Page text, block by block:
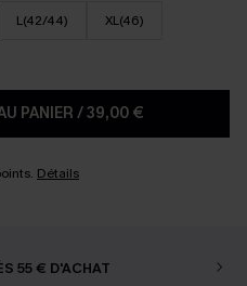
L(42/44) XL(46)
PANIER /39,00 €
Détails
55 € D'ACHAT